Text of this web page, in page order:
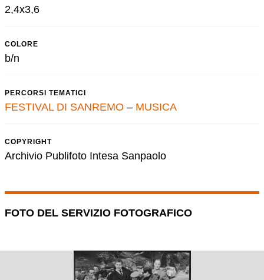
2,4x3,6
COLORE
b/n
PERCORSI TEMATICI
FESTIVAL DI SANREMO – MUSICA
COPYRIGHT
Archivio Publifoto Intesa Sanpaolo
FOTO DEL SERVIZIO FOTOGRAFICO